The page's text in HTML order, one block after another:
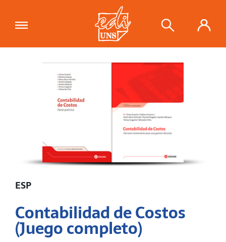
"Contabilidad de Costos (Juego
completo)"se ha añadido a tu carrito. Ver carrito
ESP
Contabilidad de Costos
(Juego completo)